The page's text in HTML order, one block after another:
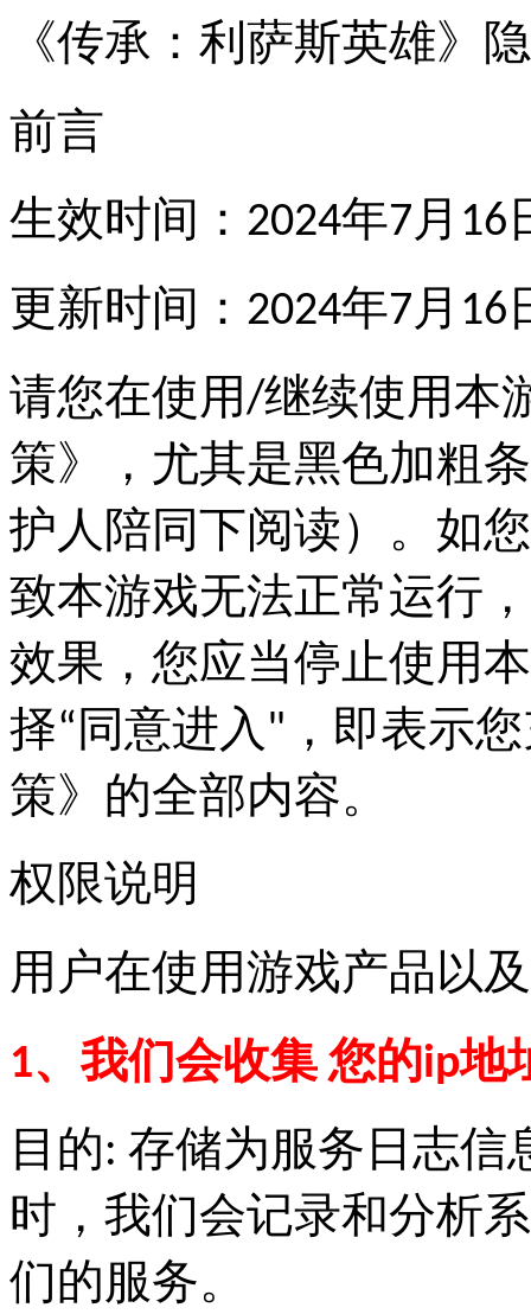
《传承：利萨斯英雄》
前言
生效时间：2024年7月16
更新时间：2024年7月16
请您在使用/继续使用本
策》，尤其是黑色加粗
护人陪同下阅读）。如
致本游戏无法正常运行
效果，您应当停止使用
择“同意进入"，即表示
策》的全部内容。
权限说明
用户在使用游戏产品以
1、我们会收集 您的ip地
目的: 存储为服务日志
时，我们会记录和分析
们的服务。